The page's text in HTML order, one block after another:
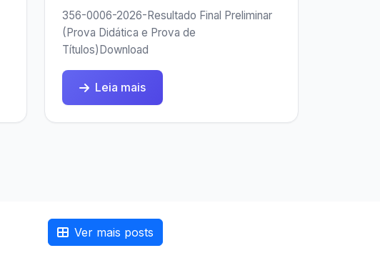
356-0006-2026-Resultado Final Preliminar
(Prova Didática e Prova de
Títulos)Download
Leia mais
Ver mais posts